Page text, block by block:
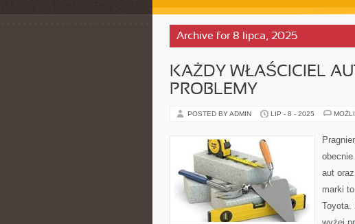
Archive for 8 lipca, 2025
KAŻDY WŁAŚCICIEL
PROBLEMY
POSTED BY ADMIN LIP - 8 - 2025
aut
marki
Toyota.